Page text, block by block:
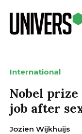
International
Nobel
job after
Jozien Wijkhuijs